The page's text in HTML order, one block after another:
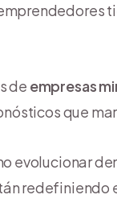
de empresas
que
evolucionar
redefiniendo